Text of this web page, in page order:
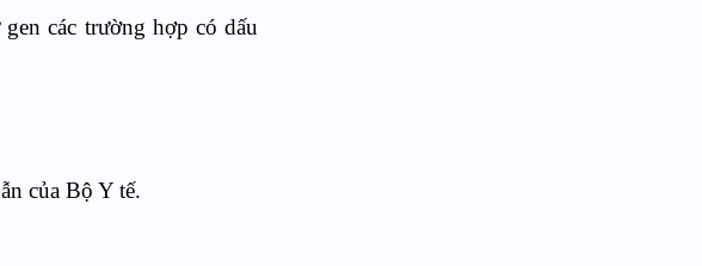
các trường hợp có dấu
của Bộ Y tế.